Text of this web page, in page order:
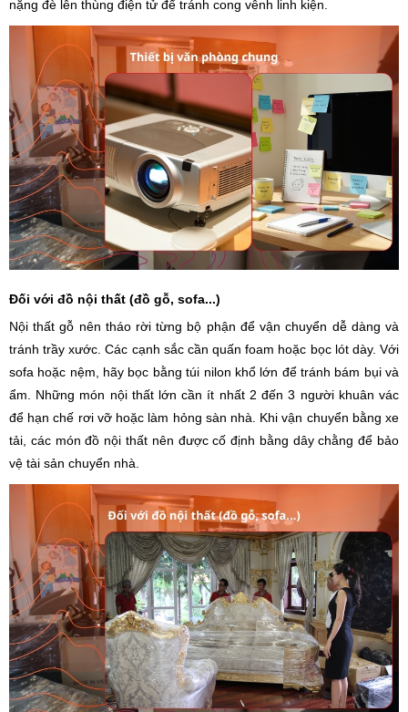
nặng đè lên thùng điện tử để tránh cong vênh linh kiện.
Đối với đồ nội thất (đồ gỗ, sofa...)
Nội thất gỗ nên tháo rời từng bộ phận để vận chuyển dễ dàng và
tránh trầy xước. Các cạnh sắc cần quấn foam hoặc bọc lót dày. Với
sofa hoặc nệm, hãy bọc bằng túi nilon khổ lớn để tránh bám bụi và
ẩm. Những món nội thất lớn cần ít nhất 2 đến 3 người khuân vác
để hạn chế rơi vỡ hoặc làm hỏng sàn nhà. Khi vận chuyển bằng xe
tải, các món đồ nội thất nên được cố định bằng dây chằng để bảo
vệ tài sản chuyển nhà.